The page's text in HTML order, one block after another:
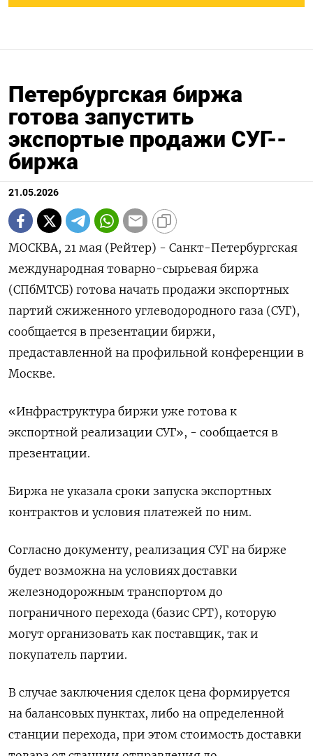
Петербургская биржа
готова запустить
экспортые продажи СУГ--
биржа
21.05.2026
МОСКВА, 21 мая (Рейтер) - Санкт-Петербургская
международная товарно-сырьевая биржа
(СПбМТСБ) готова начать продажи экспортных
партий сжиженного углеводородного газа (СУГ),
сообщается ‌в презентации биржи,
предаставленной на профильной конференции в
Москве.
«Инфраструктура биржи уже готова к
экспортной реализации СУГ», - ​сообщается в ​
презентации.
Биржа ​не указала сроки ⁠запуска экспортных
контрактов ‌и условия платежей по ним.
Согласно ‌документу, реализация СУГ на бирже
будет возможна на ​условиях доставки
железнодорожным транспортом ‌до
пограничного перехода (базис CPT), которую
могут организовать ​как поставщик, так и
покупатель партии.
В случае ‌заключения сделок цена формируется
на балансовых пунктах, либо на определенной
станции перехода, ​при этом стоимость ​доставки